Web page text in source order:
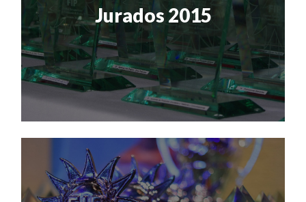
Jurados 2015